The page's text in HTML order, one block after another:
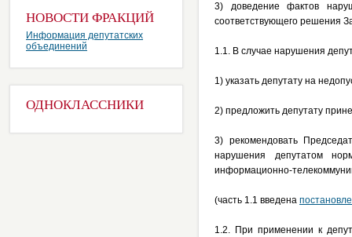
НОВОСТИ ФРАКЦИЙ
Информация депутатских
объединений
ОДНОКЛАССНИКИ
3) доведение фактов
соответствующего решения
1.1. В случае нарушения
1) указать депутату на
2) предложить депутату
3) рекомендовать
нарушения депутатом
информационно-
(часть 1.1 введена
1.2. При применении к